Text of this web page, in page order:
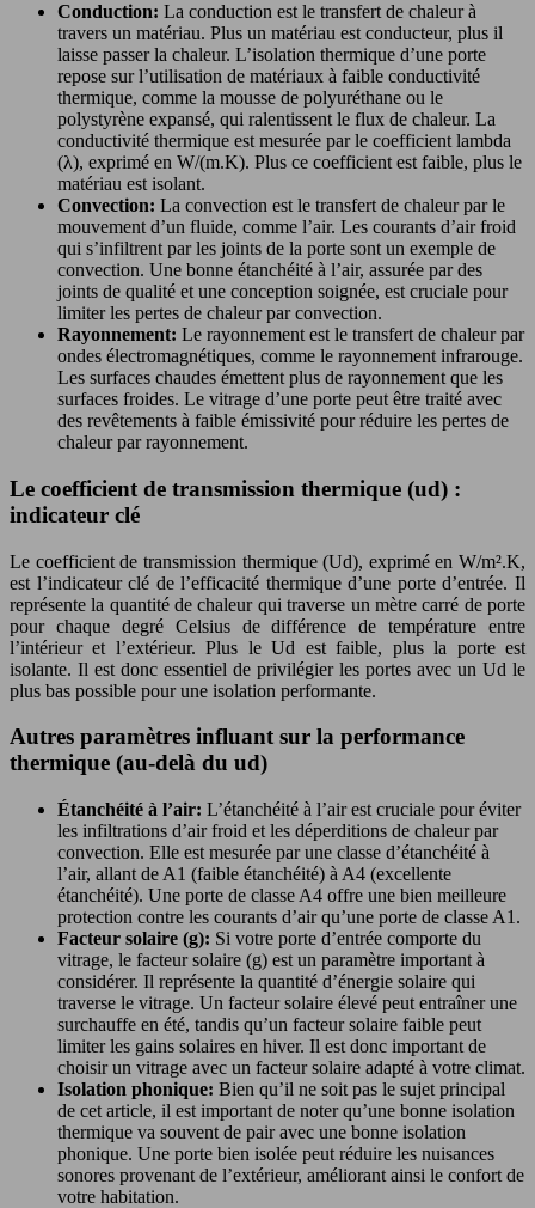
Conduction: La conduction est le transfert de chaleur à
travers un matériau. Plus un matériau est conducteur, plus il
laisse passer la chaleur. L’isolation thermique d’une porte
repose sur l’utilisation de matériaux à faible conductivité
thermique, comme la mousse de polyuréthane ou le
polystyrène expansé, qui ralentissent le flux de chaleur. La
conductivité thermique est mesurée par le coefficient lambda
(λ), exprimé en W/(m.K). Plus ce coefficient est faible, plus le
matériau est isolant.
Convection: La convection est le transfert de chaleur par le
mouvement d’un fluide, comme l’air. Les courants d’air froid
qui s’infiltrent par les joints de la porte sont un exemple de
convection. Une bonne étanchéité à l’air, assurée par des
joints de qualité et une conception soignée, est cruciale pour
limiter les pertes de chaleur par convection.
Rayonnement: Le rayonnement est le transfert de chaleur par
ondes électromagnétiques, comme le rayonnement infrarouge.
Les surfaces chaudes émettent plus de rayonnement que les
surfaces froides. Le vitrage d’une porte peut être traité avec
des revêtements à faible émissivité pour réduire les pertes de
chaleur par rayonnement.
Le coefficient de transmission thermique (ud) :
indicateur clé
Le coefficient de transmission thermique (Ud), exprimé en W/m².K,
est l’indicateur clé de l’efficacité thermique d’une porte d’entrée. Il
représente la quantité de chaleur qui traverse un mètre carré de porte
pour chaque degré Celsius de différence de température entre
l’intérieur et l’extérieur. Plus le Ud est faible, plus la porte est
isolante. Il est donc essentiel de privilégier les portes avec un Ud le
plus bas possible pour une isolation performante.
Autres paramètres influant sur la performance
thermique (au-delà du ud)
Étanchéité à l’air: L’étanchéité à l’air est cruciale pour éviter
les infiltrations d’air froid et les déperditions de chaleur par
convection. Elle est mesurée par une classe d’étanchéité à
l’air, allant de A1 (faible étanchéité) à A4 (excellente
étanchéité). Une porte de classe A4 offre une bien meilleure
protection contre les courants d’air qu’une porte de classe A1.
Facteur solaire (g): Si votre porte d’entrée comporte du
vitrage, le facteur solaire (g) est un paramètre important à
considérer. Il représente la quantité d’énergie solaire qui
traverse le vitrage. Un facteur solaire élevé peut entraîner une
surchauffe en été, tandis qu’un facteur solaire faible peut
limiter les gains solaires en hiver. Il est donc important de
choisir un vitrage avec un facteur solaire adapté à votre climat.
Isolation phonique: Bien qu’il ne soit pas le sujet principal
de cet article, il est important de noter qu’une bonne isolation
thermique va souvent de pair avec une bonne isolation
phonique. Une porte bien isolée peut réduire les nuisances
sonores provenant de l’extérieur, améliorant ainsi le confort de
votre habitation.